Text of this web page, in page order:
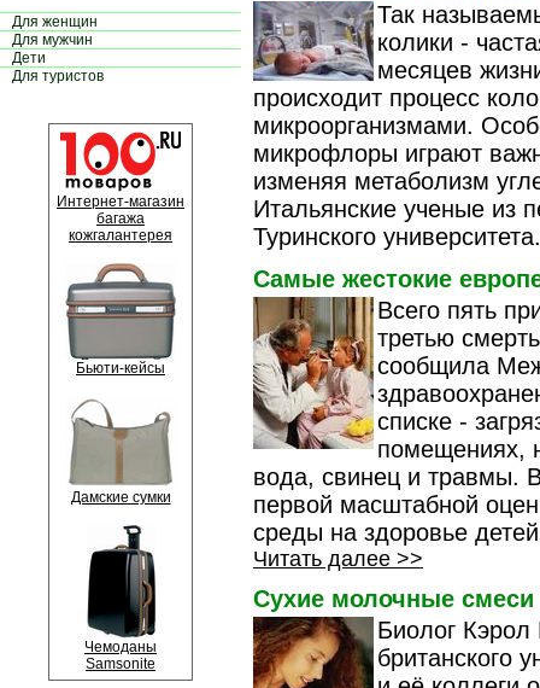
Для женщин
Для мужчин
Дети
Для туристов
Интернет-магазин
багажа
кожгалантерея
Бьюти-кейсы
Дамские сумки
Чемоданы
Samsonite
Так
колики -
месяцев
происходит процесс
микроорганизмами.
микрофлоры играют
изменяя метаболизм
Итальянские ученые из
Туринского
Самые жестокие
Всего пять
третью
сообщила
списке -
помещениях,
вода, свинец и травмы.
первой масштабной
среды на здоровье
Читать далее >>
Сухие молочные
Биолог
британского